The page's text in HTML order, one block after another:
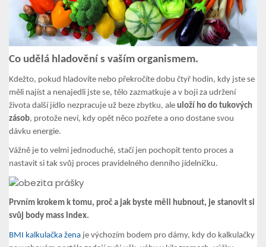
Co udělá hladovění s vaším organismem.
Kdežto, pokud hladovíte nebo překročíte dobu čtyř hodin, kdy jste se
měli najíst a nenajedli jste se, tělo zazmatkuje a v boji za udržení
života další jídlo nezpracuje už beze zbytku, ale uloží ho do tukových
zásob, protože neví, kdy opět něco pozřete a ono dostane svou
dávku energie.
Vážně je to velmi jednoduché, stačí jen pochopit tento proces a
nastavit si tak svůj proces pravidelného denního jídelníčku.
Prvním krokem k tomu, proč a jak byste měli hubnout, je stanovit si
svůj body mass index.
BMI kalkulačka žena je výchozím bodem pro dámy, kdy do kalkulačky